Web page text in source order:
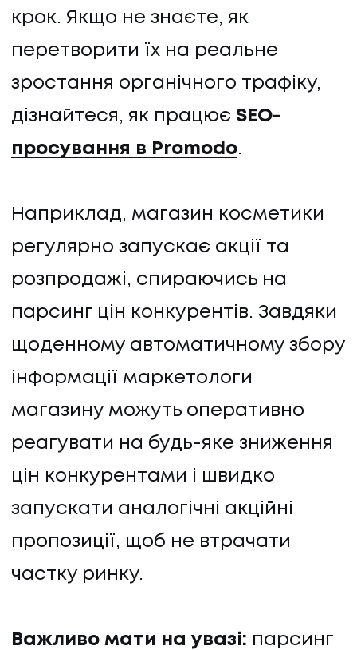
крок. Якщо не знаєте, як
перетворити їх на реальне
зростання органічного трафіку,
дізнайтеся, як працює SEO-
просування в Promodo.
Наприклад, магазин косметики
регулярно запускає акції та
розпродажі, спираючись на
парсинг цін конкурентів. Завдяки
щоденному автоматичному збору
інформації маркетологи
магазину можуть оперативно
реагувати на будь-яке зниження
цін конкурентами і швидко
запускати аналогічні акційні
пропозиції, щоб не втрачати
частку ринку.
Важливо мати на увазі: парсинг